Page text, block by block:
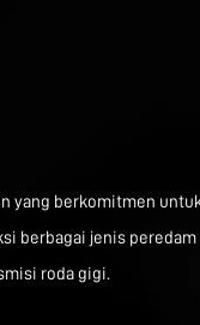
yang berkomitmen
berbagai jenis peredam
roda gigi.